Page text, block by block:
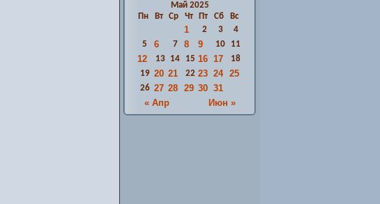
Май 2025
Пн
Вт Ср Чт Пт Сб Вс
« Апр Июн »
1 2 3
4
5
6 7 8 9 10 11
12 13 14 15 16 17
18
19 20 21 22 23 24 25
26 27 28 29 30 31